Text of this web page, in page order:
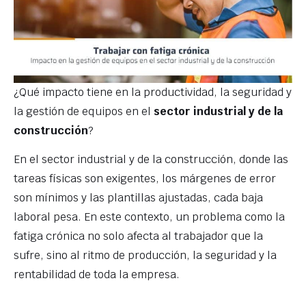
¿Qué impacto tiene en la productividad, la seguridad y
la gestión de equipos en el sector industrial y de la
construcción?
En el sector industrial y de la construcción, donde las
tareas físicas son exigentes, los márgenes de error
son mínimos y las plantillas ajustadas, cada baja
laboral pesa. En este contexto, un problema como la
fatiga crónica no solo afecta al trabajador que la
sufre, sino al ritmo de producción, la seguridad y la
rentabilidad de toda la empresa.